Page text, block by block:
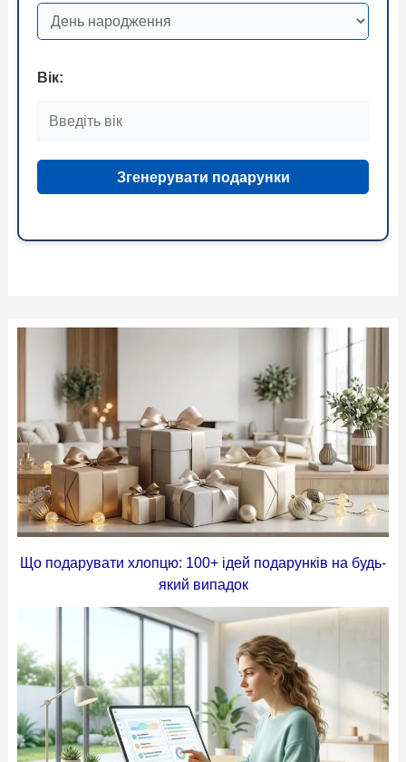
Вік:
Згенерувати подарунки
Що подарувати хлопцю: 100+ ідей подарунків на будь-
який випадок